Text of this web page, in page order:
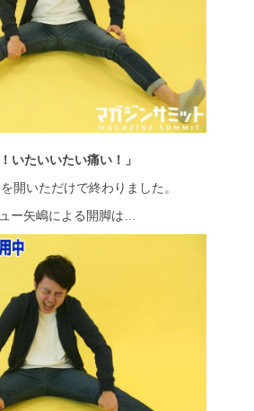
いたいいたい痛い！」
開いただけで終わりました。
ー矢嶋による開脚は…